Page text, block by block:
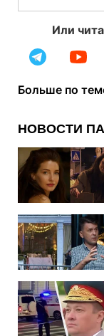
Или
Больше по